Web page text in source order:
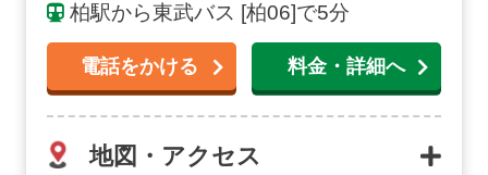
柏駅から東武バス [柏06]で5分
電話をかける 料金・詳細へ
地図・アクセス